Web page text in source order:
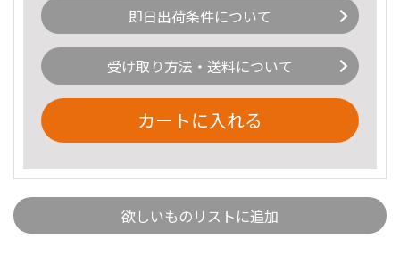
即日出荷条件について
受け取り方法・送料について
カートに入れる
欲しいものリストに追加